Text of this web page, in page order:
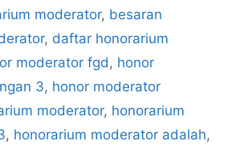
moderator, besaran
, daftar honorarium
moderator fgd , honor
3, honor moderator
moderator, honorarium
, honorarium moderator adalah,